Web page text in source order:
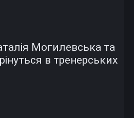
Могилевська та
в тренерських